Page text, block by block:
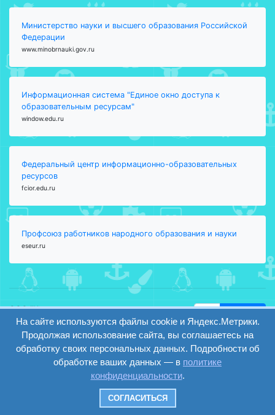
Министерство науки и высшего образования Российской
Федерации
www.minobrnauki.gov.ru
Информационная система "Единое окно доступа к
образовательным ресурсам"
window.edu.ru
Федеральный центр информационно-образовательных
ресурсов
fcior.edu.ru
Профсоюз работников народного образования и науки
eseur.ru
ООО "Центр
образования и
консалтинга"
Волгоград 2008-
2026
вход
регистрация
Версия
сайта для
слабовидящих
На сайте используются файлы cookie и Яндекс.Метрики.
Продолжая использование сайта, вы соглашаетесь на
обработку своих персональных данных. Подробности об
обработке ваших данных — в политике
конфиденциальности.
СОГЛАСИТЬСЯ